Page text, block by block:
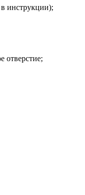
инструкции);
отверстие;